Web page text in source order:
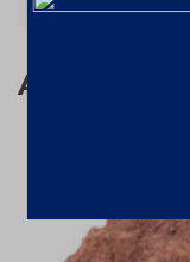
Assuntos